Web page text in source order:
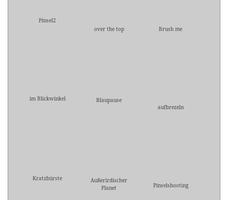
Pinsel2
over the top
Brush me
im Blickwinkel
Blaupause
aufbrezeln
Kratzbürste
Außerirdischer
Planet
Pinselshooting